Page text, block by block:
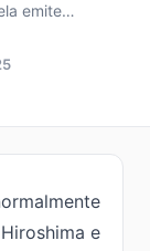
emite…
e